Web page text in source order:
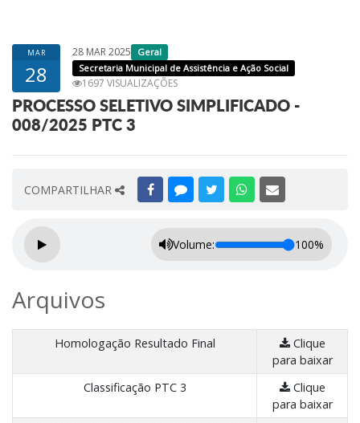
MAR
28
28 MAR 2025
Geral
Secretaria Municipal de Assistência e Ação Social
1697 VISUALIZAÇÕES
PROCESSO SELETIVO SIMPLIFICADO -
008/2025 PTC 3
COMPARTILHAR
Volume: 100%
Arquivos
Homologação Resultado Final
Clique
para baixar
Classificação PTC 3
Clique
para baixar